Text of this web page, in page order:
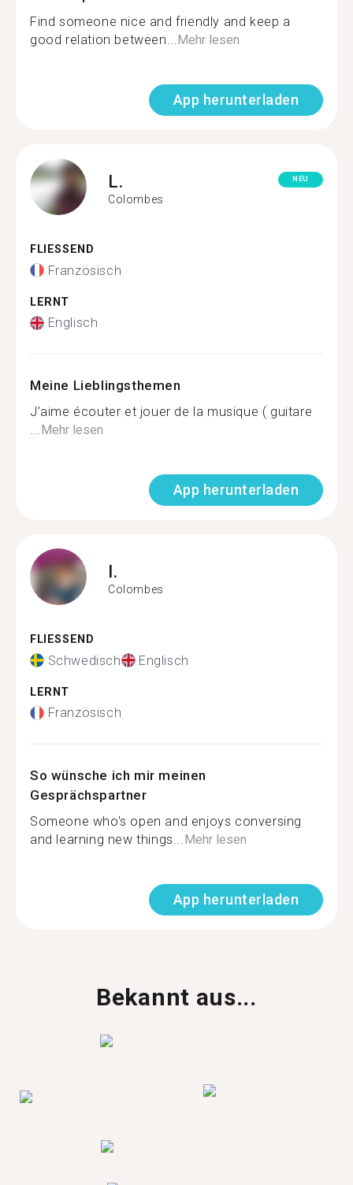
Find someone nice and friendly and keep a
good relation between...Mehr lesen
App herunterladen
L.
Colombes
NEU
FLIESSEND
Französisch
LERNT
Englisch
Meine Lieblingsthemen
J’aime écouter et jouer de la musique ( guitare
...Mehr lesen
App herunterladen
I.
Colombes
FLIESSEND
Schwedisch Englisch
LERNT
Französisch
So wünsche ich mir meinen
Gesprächspartner
Someone who's open and enjoys conversing
and learning new things...Mehr lesen
App herunterladen
Bekannt aus...